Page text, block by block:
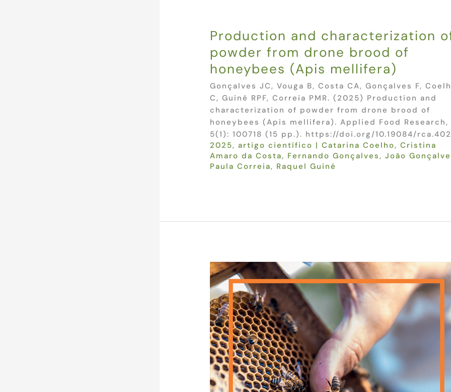
Production and characterization
powder from drone brood of
honeybees (Apis mellifera)
Gonçalves JC, Vouga B, Costa CA, Gonçalves F,
C, Guiné RPF, Correia PMR. (2025) Production and
characterization of powder from drone brood of
honeybees (Apis mellifera). Applied Food Research,
5(1): 100718 (15 pp.). https://doi.org/10.19084/
2025,artigo científico |Catarina Coelho,Cristina
Amaro da Costa, Fernando Gonçalves,João
Paula Correia, Raquel Guiné